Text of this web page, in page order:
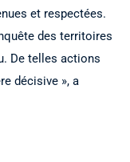
et respectées.
des territoires
De telles actions
décisive », a